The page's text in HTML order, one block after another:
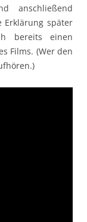
anschließend
später
bereits einen
Films. (Wer den